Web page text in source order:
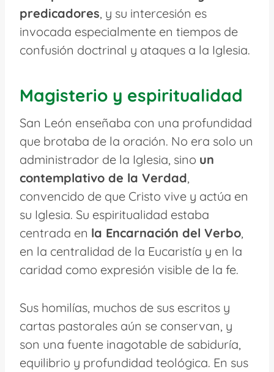
predicadores, y su intercesión es
invocada especialmente en tiempos de
confusión doctrinal y ataques a la Iglesia.
Magisterio y espiritualidad
San León enseñaba con una profundidad
que brotaba de la oración. No era solo un
administrador de la Iglesia, sino un
contemplativo de la Verdad,
convencido de que Cristo vive y actúa en
su Iglesia. Su espiritualidad estaba
centrada en la Encarnación del Verbo,
en la centralidad de la Eucaristía y en la
caridad como expresión visible de la fe.
Sus homilías, muchos de sus escritos y
cartas pastorales aún se conservan, y
son una fuente inagotable de sabiduría,
equilibrio y profundidad teológica. En sus